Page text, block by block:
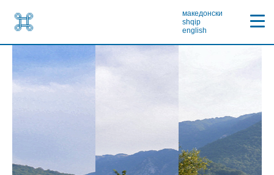
македонски
shqip
english